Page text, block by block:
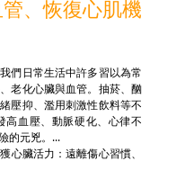
、恢復心肌機
們日常生活中許多習以為常
老化心臟與血管。抽菸、酗
壓抑、濫用刺激性飲料等不
高血壓、動脈硬化、心律不
的元兇。...
心臟活力：遠離傷心習慣、